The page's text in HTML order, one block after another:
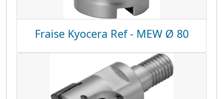
Fraise Kyocera Ref - MEW Ø 80